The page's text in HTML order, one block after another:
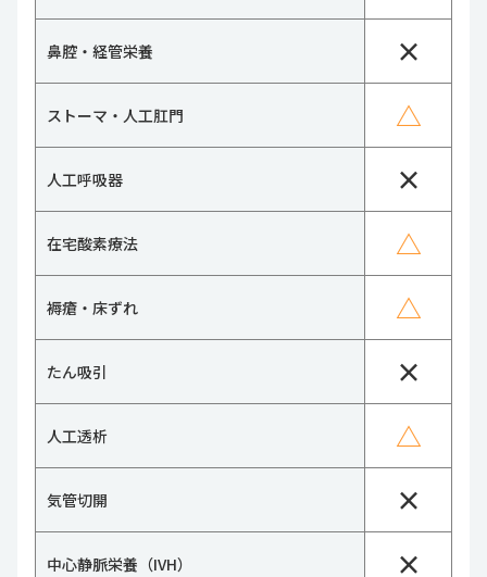
鼻腔・経管栄養 ×
ストーマ・人工肛門 △
人工呼吸器 ×
在宅酸素療法 △
褥瘡・床ずれ △
たん吸引 ×
人工透析 △
気管切開 ×
中心静脈栄養（IVH） ×